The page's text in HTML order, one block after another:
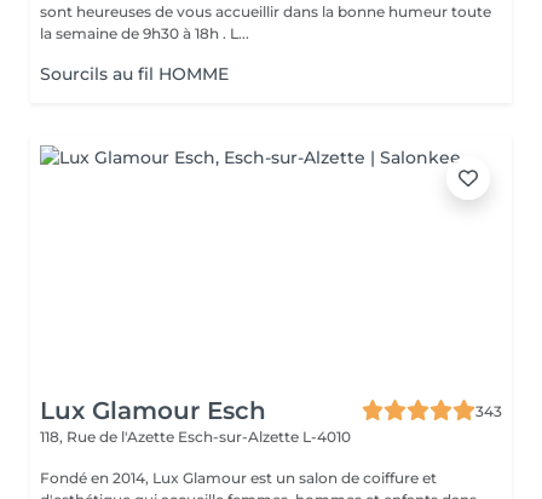
sont heureuses de vous accueillir dans la bonne humeur toute
la semaine de 9h30 à 18h . L...
Sourcils au fil HOMME
Lux Glamour Esch
343
118, Rue de l'Azette Esch-sur-Alzette L-4010
Fondé en 2014, Lux Glamour est un salon de coiffure et